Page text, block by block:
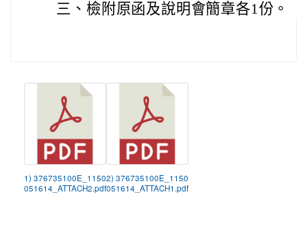
三、 檢附原函及說明會簡章各1份。
1) 376735100E_1150
051614_ATTACH2.pdf
2) 376735100E_1150
051614_ATTACH1.pdf